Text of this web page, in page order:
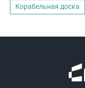
Корабельная доска